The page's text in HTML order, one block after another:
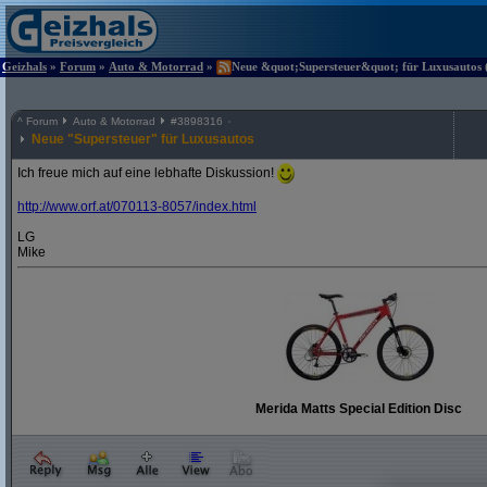
Geizhals » Forum » Auto & Motorrad » Neue &quot;Supersteuer&quot; für Luxusautos
^ Forum Auto & Motorrad #3898316
Neue "Supersteuer" für Luxusautos
Ich freue mich auf eine lebhafte Diskussion!
http://www.orf.at/070113-8057/index.html
LG
Mike
Merida Matts Special Edition Disc